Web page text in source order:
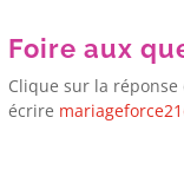
Foire aux
Clique sur la réponse
écrire